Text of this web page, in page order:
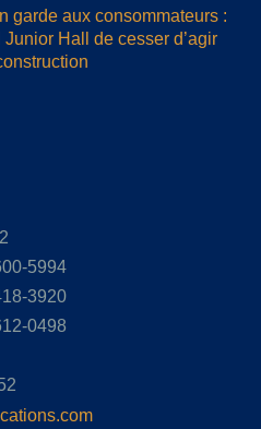
garde aux consommateurs :
Hall de cesser d’agir
5994
3920
0498